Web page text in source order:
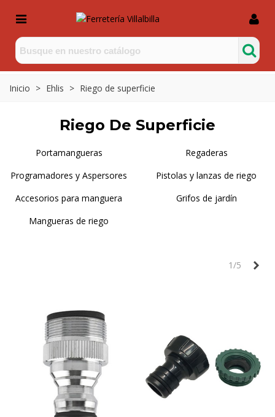
Inicio > Ehlis > Riego de superficie
Riego De Superficie
Portamangueras
Regaderas
Programadores y Aspersores
Pistolas y lanzas de riego
Accesorios para manguera
Grifos de jardín
Mangueras de riego
1/5